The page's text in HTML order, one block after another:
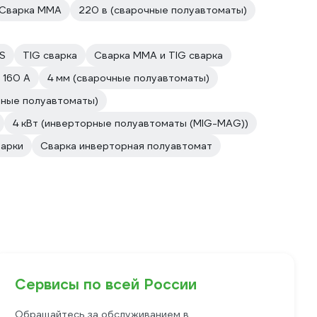
ММА 220 в (сварочные полуавтоматы)
TIG сварка
Сварка ММА и TIG сварка
160 A
4 мм (сварочные полуавтоматы)
полуавтоматы)
4 кВт (инверторные полуавтоматы (MIG-MAG))
Сварка инверторная полуавтомат
Сервисы по всей России
Обращайтесь за обслуживанием в